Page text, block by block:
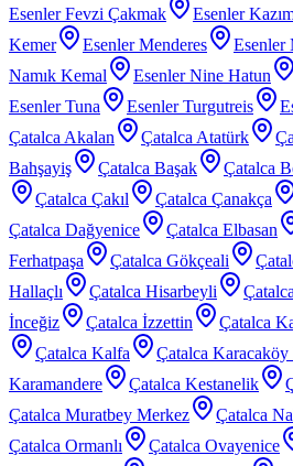
Esenler Fevzi Çakmak
Esenler
Kemer
Esenler Menderes Esenler
Namık Kemal
Esenler Nine Hatun
Esenler Tuna
Esenler Turgutreis
Çatalca Akalan
Çatalca Atatürk
Bahşayiş
Çatalca Başak Çatalca
Çatalca Çakıl
Çatalca Çanakça
Çatalca Dağyenice
Çatalca Elbasan
Ferhatpaşa
Çatalca Gökçeali
Hallaçlı
Çatalca Hisarbeyli
İnceğiz
Çatalca İzzettin Çatalca
Çatalca Kalfa
Çatalca
Karamandere
Çatalca Kestanelik
Çatalca Muratbey Merkez
Çatalca
Çatalca Ormanlı
Çatalca Ovayenice